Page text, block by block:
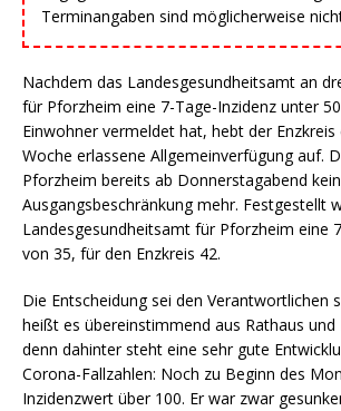
Terminangaben sind möglicherweise
Nachdem das Landesgesundheitsamt an
für Pforzheim eine 7-Tage-Inzidenz unter
Einwohner vermeldet hat, hebt der
Woche erlassene Allgemeinverfügung auf.
Pforzheim bereits ab Donnerstagabend
Ausgangsbeschränkung mehr. Festgestellt
Landesgesundheitsamt für Pforzheim eine
von 35, für den Enzkreis 42.
Die Entscheidung sei den Verantwortlichen
heißt es übereinstimmend aus Rathaus
denn dahinter steht eine sehr gute
Corona-Fallzahlen: Noch zu Beginn des
Inzidenzwert über 100. Er war zwar